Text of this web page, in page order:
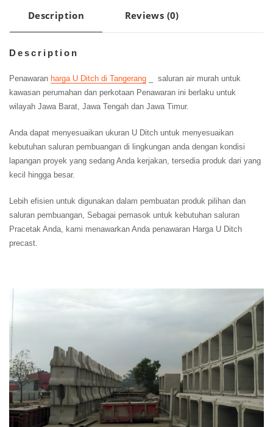
Description Reviews (0)
Description
Penawaran harga U Ditch di Tangerang _ saluran air murah untuk
kawasan perumahan dan perkotaan Penawaran ini berlaku untuk
wilayah Jawa Barat, Jawa Tengah dan Jawa Timur.
Anda dapat menyesuaikan ukuran U Ditch untuk menyesuaikan
kebutuhan saluran pembuangan di lingkungan anda dengan kondisi
lapangan proyek yang sedang Anda kerjakan, tersedia produk dari yang
kecil hingga besar.
Lebih efisien untuk digunakan dalam pembuatan produk pilihan dan
saluran pembuangan, Sebagai pemasok untuk kebutuhan saluran
Pracetak Anda, kami menawarkan Anda penawaran Harga U Ditch
precast.